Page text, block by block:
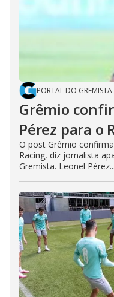
PORTAL DO GREMISTA
Grêmio
Pérez para o
O post Grêmio
Racing, diz jornalista
Gremista. Leonel Pérez...